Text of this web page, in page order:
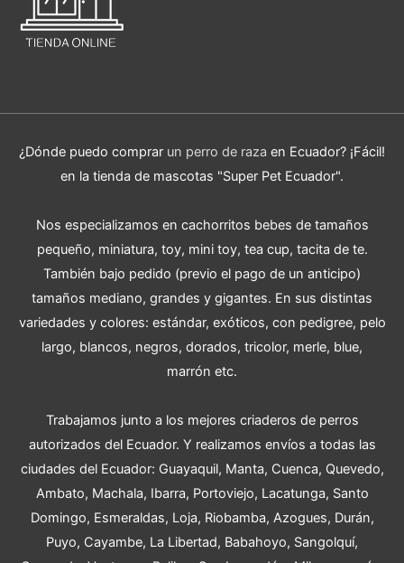
¿Dónde puedo comprar un perro de raza en Ecuador? ¡Fácil!
en la tienda de mascotas "Super Pet Ecuador".
Nos especializamos en cachorritos bebes de tamaños
pequeño, miniatura, toy, mini toy, tea cup, tacita de te.
También bajo pedido (previo el pago de un anticipo)
tamaños mediano, grandes y gigantes. En sus distintas
variedades y colores: estándar, exóticos, con pedigree, pelo
largo, blancos, negros, dorados, tricolor, merle, blue,
marrón etc.
Trabajamos junto a los mejores criaderos de perros
autorizados del Ecuador. Y realizamos envíos a todas las
ciudades del Ecuador: Guayaquil, Manta, Cuenca, Quevedo,
Ambato, Machala, Ibarra, Portoviejo, Lacatunga, Santo
Domingo, Esmeraldas, Loja, Riobamba, Azogues, Durán,
Puyo, Cayambe, La Libertad, Babahoyo, Sangolquí,